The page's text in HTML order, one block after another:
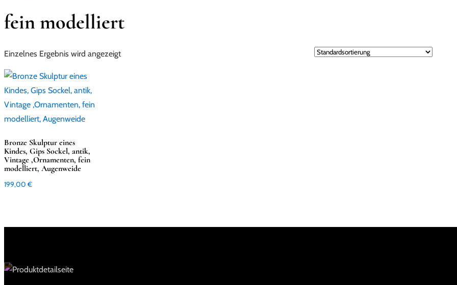
fein modelliert
Einzelnes Ergebnis wird angezeigt
Bronze Skulptur eines
Kindes, Gips Sockel, antik,
Vintage ,Ornamenten, fein
modelliert, Augenweide
199,00€